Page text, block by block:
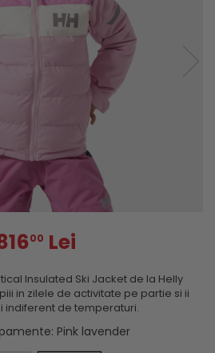
00 Lei
Insulated Ski Jacket de la Helly
in zilele de activitate pe partie si ii
indiferent de temperaturi.
: Pink lavender